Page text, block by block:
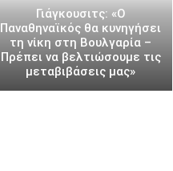
Γιάγκουσιτς: «Ο
Παναθηναϊκός θα κυνηγήσει
τη νίκη στη Βουλγαρία –
Πρέπει να βελτιώσουμε τις
μεταβιβάσεις μας»